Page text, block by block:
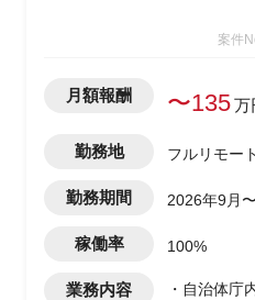
案件
月額報酬 〜135万
勤務地 フルリモー
勤務期間
2026年9月
稼働率 100%
業務内容
・自治体庁